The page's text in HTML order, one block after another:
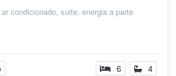
condicionado, suite. energia a parte
6 4